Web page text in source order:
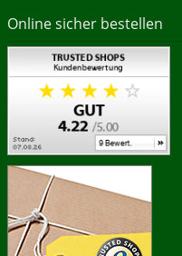
Online sicher bestellen